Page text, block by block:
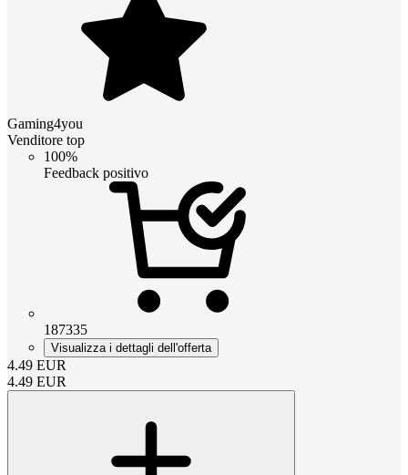
Gaming4you
Venditore top
100%
Feedback positivo
187335
Visualizza i dettagli dell'offerta
4.49 EUR
4.49 EUR